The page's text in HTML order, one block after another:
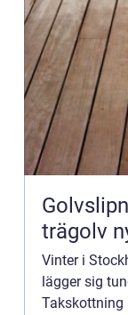
trägolv
Vinter i
lägger sig
Takskottning